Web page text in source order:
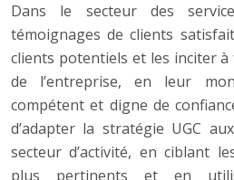
Dans le secteur des
témoignages de clients
clients potentiels et les inciter à
de l’entreprise, en leur
compétent et digne de
d’adapter la stratégie UGC
secteur d’activité, en ciblant
plus pertinents et en